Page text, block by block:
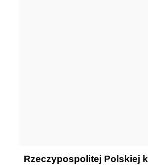
Rzeczypospolitej Polskiej